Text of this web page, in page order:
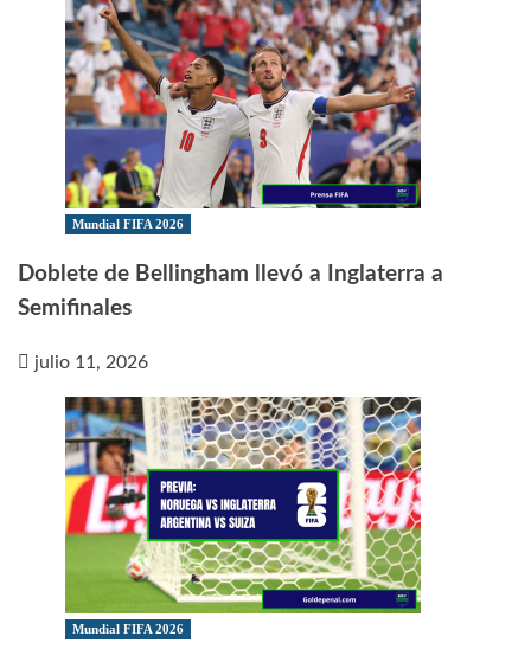
Mundial FIFA 2026
Doblete de Bellingham llevó a Inglaterra a
Semifinales
julio 11, 2026
Mundial FIFA 2026